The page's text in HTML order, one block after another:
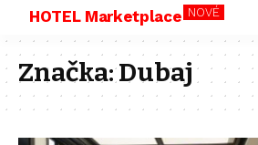
HOTEL Marketplace NOVÉ
Značka:Dubaj